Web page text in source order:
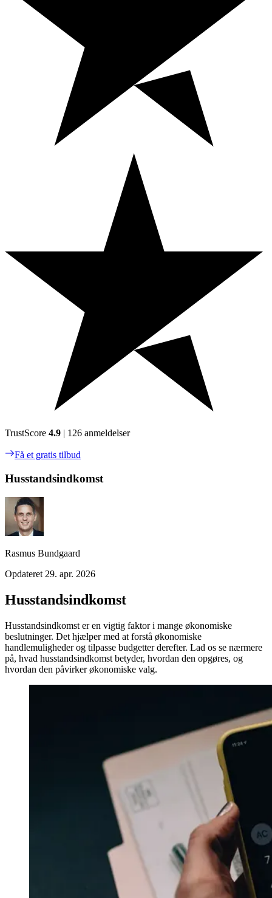
TrustScore 4.9 | 126 anmeldelser
Få et gratis tilbud
Husstandsindkomst
Rasmus Bundgaard
Opdateret 29. apr. 2026
Husstandsindkomst
Husstandsindkomst er en vigtig faktor i mange økonomiske
beslutninger. Det hjælper med at forstå økonomiske
handlemuligheder og tilpasse budgetter derefter. Lad os se nærmere
på, hvad husstandsindkomst betyder, hvordan den opgøres, og
hvordan den påvirker økonomiske valg.